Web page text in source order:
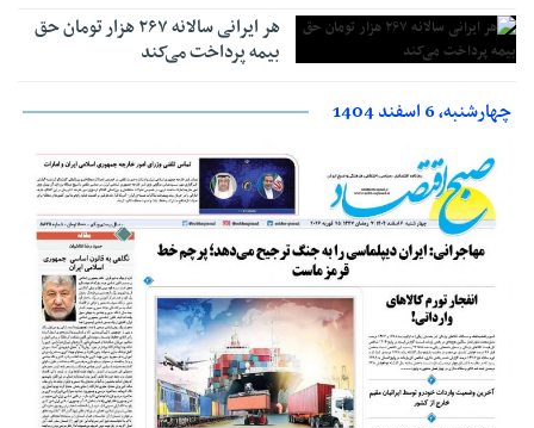
هر ایرانی سالانه ۲۶۷ هزار تومان حق
بیمه پرداخت می‌کند
چهارشنبه، 6 اسفند 1404